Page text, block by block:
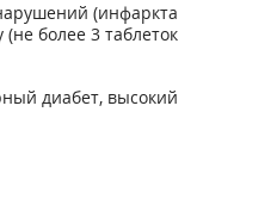
(инфаркта
более 3 таблеток
диабет, высокий